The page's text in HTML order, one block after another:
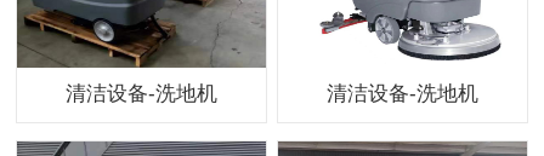
清洁设备-洗地机 清洁设备-洗地机